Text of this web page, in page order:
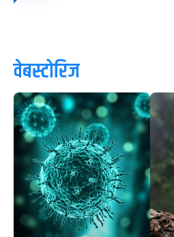
वेबस्टोरिज